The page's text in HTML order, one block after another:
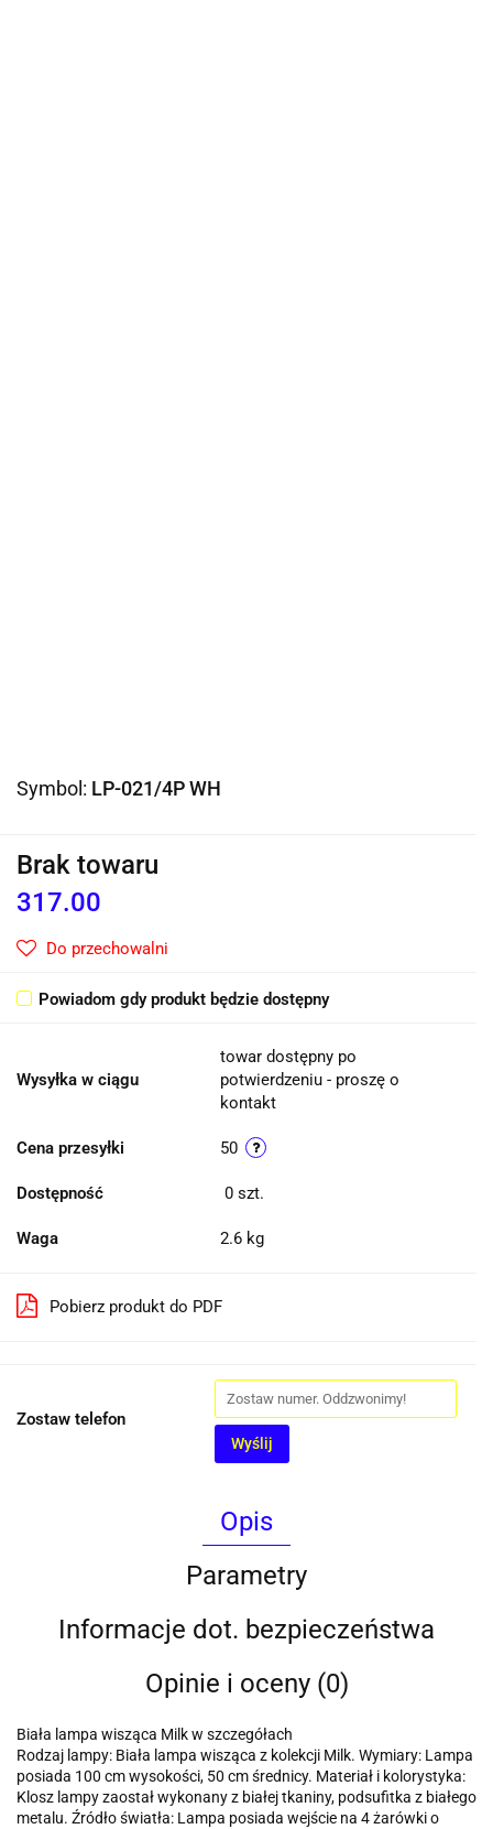
Symbol: LP-021/4P WH
Brak towaru
317.00
Do przechowalni
Powiadom gdy produkt będzie dostępny
Wysyłka w ciągu
towar dostępny po
potwierdzeniu - proszę o
kontakt
Cena przesyłki 50
Dostępność 0 szt.
Waga 2.6 kg
Pobierz produkt do PDF
Zostaw telefon
Wyślij
Opis
Parametry
Informacje dot. bezpieczeństwa
Opinie i oceny (0)
Biała lampa wisząca Milk w szczegółach
Rodzaj lampy: Biała lampa wisząca z kolekcji Milk. Wymiary: Lampa
posiada 100 cm wysokości, 50 cm średnicy. Materiał i kolorystyka:
Klosz lampy zaostał wykonany z białej tkaniny, podsufitka z białego
metalu. Źródło światła: Lampa posiada wejście na 4 żarówki o